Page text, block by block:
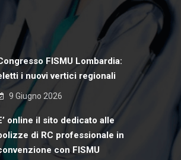
FISMU Lombardia:
i nuovi vertici regionali
9 Giugno 2026
online il sito dedicato alle
di RC professionale in
con FISMU